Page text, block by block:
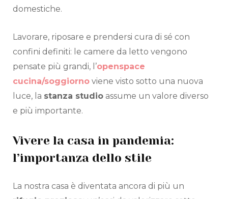
domestiche.
Lavorare, riposare e prendersi cura di sé con
confini definiti: le camere da letto vengono
pensate più grandi, l’openspace
cucina/soggiorno viene visto sotto una nuova
luce, la stanza studio assume un valore diverso
e più importante.
Vivere la casa in pandemia:
l’importanza dello stile
La nostra casa è diventata ancora di più un